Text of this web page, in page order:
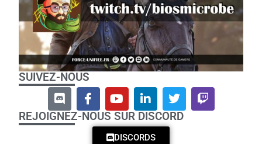
SUIVEZ-NOUS
REJOIGNEZ-NOUS SUR DISCORD
DISCORDS